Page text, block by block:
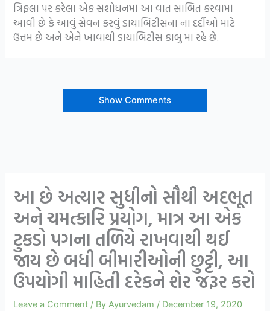
ત્રિફલા પર કરેલા એક સંશોધનમાં આ વાત સાબિત કરવામાં
આવી છે કે આવું સેવન કરવું ડાયાબિટીસના ના દર્દીઓ માટે
ઉત્તમ છે અને એને ખાવાથી ડાયાબિટીસ કાબુ માં રહે છે.
Show Comments
આ છે અત્યાર સુધીનો સૌથી અદભૂત
અને ચમત્કારિ પ્રયોગ, માત્ર આ એક
ટુકડો પગના તળિયે રાખવાથી થઈ
જાય છે બધી બીમારીઓની છુટ્ટી, આ
ઉપયોગી માહિતી દરેકને શેર જરૂર કરો
Leave a Comment / ByAyurvedam / December 19, 2020